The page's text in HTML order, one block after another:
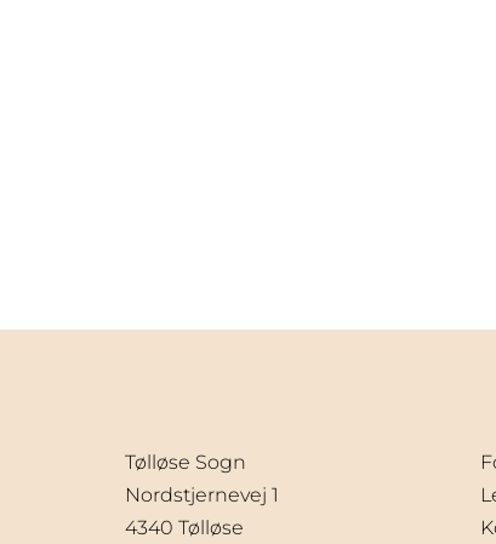
Tølløse Sogn
Nordstjernevej 1
4340 Tølløse